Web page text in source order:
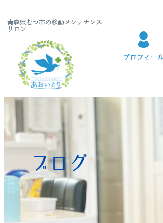
青森県むつ市の移動メンテナンス
サロン
プロフィー
ブログ